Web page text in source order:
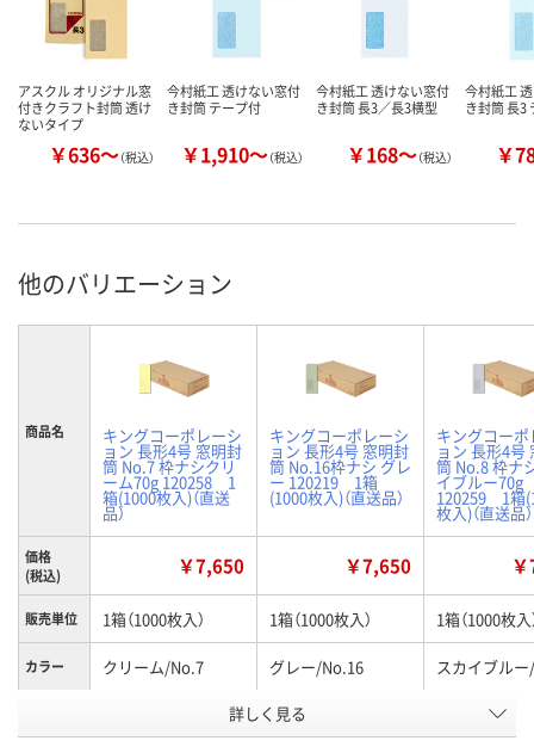
アスクル オリジナル窓
付きクラフト封筒 透け
ないタイプ
￥636～（税込）
今村紙工 透けない窓付
き封筒 テープ付
￥1,910～（税込）
今村紙工 透けない窓付
き封筒 長3／長3横型
￥168～（税込）
今村紙工
き封筒 長3
￥
他のバリエーション
商品名 キングコーポレーシ
ョン 長形4号 窓明封
筒 No.7 枠ナシクリ
ーム70g 120258 1
箱(1000枚入)（直送
品）
キングコーポレーシ
ョン 長形4号 窓明封
筒 No.16枠ナシ グレ
ー 120219 1箱
(1000枚入)（直送品）
キングコー
ョン 長形4号
筒 No.8 枠ナ
イブルー70g
120259 1箱
枚入)（直送品）
価格
(税込)
￥7,650 ￥7,650
販売単位 1箱（1000枚入） 1箱（1000枚入） 1箱（1000枚入
カラー クリーム/No.7 グレー/No.16 スカイブル
P642222 P642226
詳しく見る